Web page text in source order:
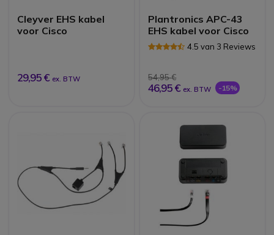
Cleyver EHS kabel
voor Cisco
29,95 € ex. BTW
Plantronics APC-43
EHS kabel voor Cisco
4.5 van 3 Reviews
54,95 €
46,95 € ex. BTW -15%